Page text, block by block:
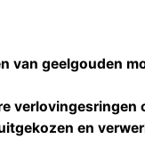
geelgouden
verlovingesringen
en